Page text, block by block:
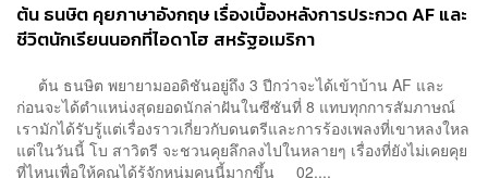
ต้น ธนษิต คุยภาษาอังกฤษ เรื่องเบื้องหลังการประกวด AF และ
ชีวิตนักเรียนนอกที่ไอดาโฮ สหรัฐอเมริกา
ต้น ธนษิต พยายามออดิชันอยู่ถึง 3 ปีกว่าจะได้เข้าบ้าน AF และ
ก่อนจะได้ตำแหน่งสุดยอดนักล่าฝันในซีซันที่ 8 แทบทุกการสัมภาษณ์
เรามักได้รับรู้แต่เรื่องราวเกี่ยวกับดนตรีและการร้องเพลงที่เขาหลงใหล
แต่ในวันนี้ โบ สาวิตรี จะชวนคุยลึกลงไปในหลายๆ เรื่องที่ยังไม่เคยคุย
ที่ไหนเพื่อให้คุณได้รู้จักหนุ่มคนนี้มากขึ้น 02....